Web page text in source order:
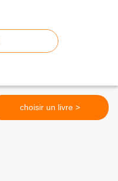
choisir un livre >